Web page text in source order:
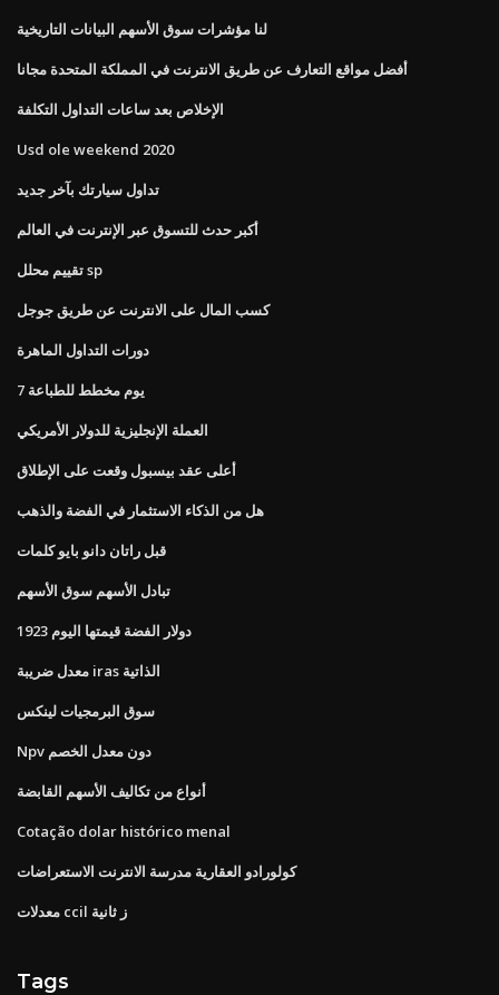
لنا مؤشرات سوق الأسهم البيانات التاريخية
أفضل مواقع التعارف عن طريق الانترنت في المملكة المتحدة مجانا
الإخلاص بعد ساعات التداول التكلفة
Usd ole weekend 2020
تداول سيارتك بآخر جديد
أكبر حدث للتسوق عبر الإنترنت في العالم
تقييم محلل sp
كسب المال على الانترنت عن طريق جوجل
دورات التداول الماهرة
7 يوم مخطط للطباعة
العملة الإنجليزية للدولار الأمريكي
أعلى عقد بيسبول وقعت على الإطلاق
هل من الذكاء الاستثمار في الفضة والذهب
قبل راتان دانو بايو كلمات
تبادل الأسهم سوق الأسهم
1923 دولار الفضة قيمتها اليوم
معدل ضريبة iras الذاتية
سوق البرمجيات لينكس
Npv دون معدل الخصم
أنواع من تكاليف الأسهم القابضة
Cotação dolar histórico menal
كولورادو العقارية مدرسة الانترنت الاستعراضات
معدلات ccil ز ثانية
Tags